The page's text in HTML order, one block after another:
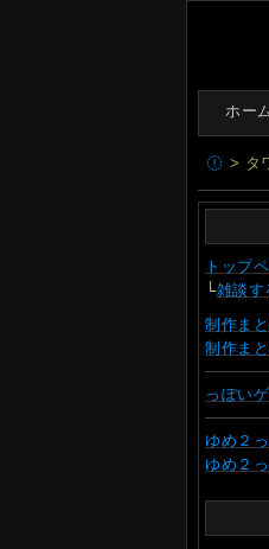
ホー
> タ
トップ
└雑談す
制作ま
制作ま
っぽい
ゆめ２
ゆめ２